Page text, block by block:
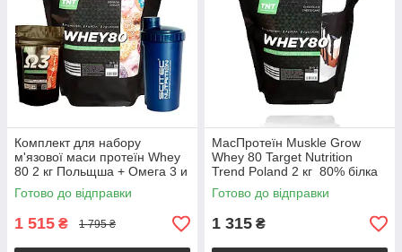
Комплект для набору
м'язової маси протеїн Whey
80 2 кг Польщша + Омега 3 и
Шейкер
Готово до відправки
1 515 ₴ 1 795 ₴
МасПротеїн Muskle Grow
Whey 80 Target Nutrition
Trend Poland 2 кг 80% білка
шоколадний чизкейк
Готово до відправки
1 315 ₴